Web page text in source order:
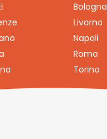
Bologna
Livorno
Napoli
Roma
Torino